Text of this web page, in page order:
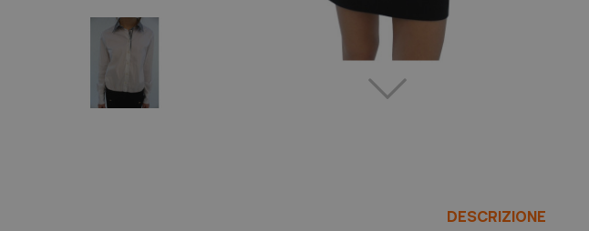
DESCRIZIONE